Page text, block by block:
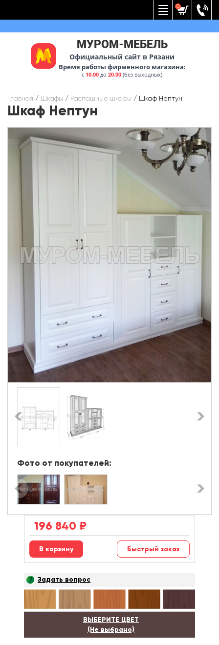
0
МУРОМ-МЕБЕЛЬ
Официальный сайт в Рязани
Время работы фирменного магазина:
с 10.00 до20.00 (без выходных)
Главная / Шкафы / Распашные шкафы / Шкаф Нептун
Шкаф Нептун
Фото от покупателей:
196 840 ₽
Быстрый заказ
Задать вопрос
ВЫБЕРИТЕ ЦВЕТ
(Не выбрано)